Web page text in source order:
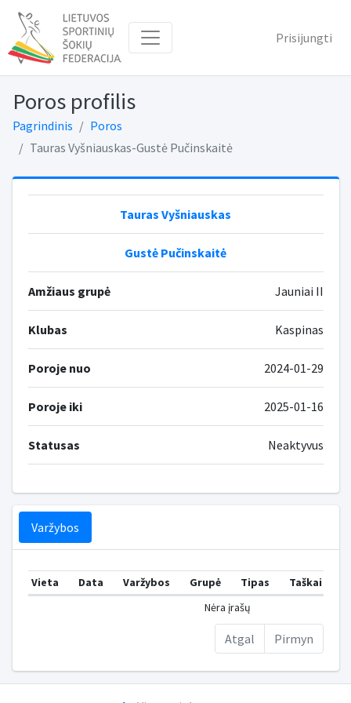
Prisijungti
Poros profilis
Pagrindinis
Poros
Tauras Vyšniauskas-Gustė Pučinskaitė
Tauras Vyšniauskas
Gustė Pučinskaitė
Amžiaus grupė Jauniai II
Klubas Kaspinas
Poroje nuo 2024-01-29
Poroje iki 2025-01-16
Statusas Neaktyvus
Varžybos
Vieta Data Varžybos Grupė Tipas Taškai
Nėra įrašų
Atgal Pirmyn